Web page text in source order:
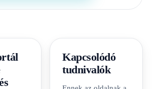
Kapcsolódó
tudnivalók